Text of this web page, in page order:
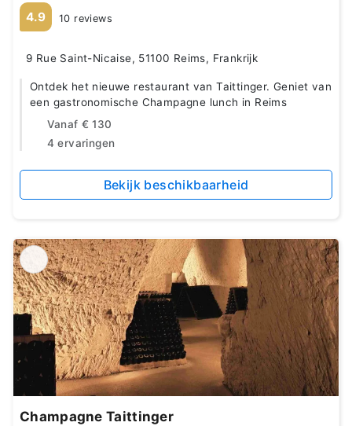
4.9 10 reviews
9 Rue Saint-Nicaise, 51100 Reims, Frankrijk
Ontdek het nieuwe restaurant van Taittinger. Geniet van
een gastronomische Champagne lunch in Reims
Vanaf € 130
4 ervaringen
Bekijk beschikbaarheid
Champagne Taittinger